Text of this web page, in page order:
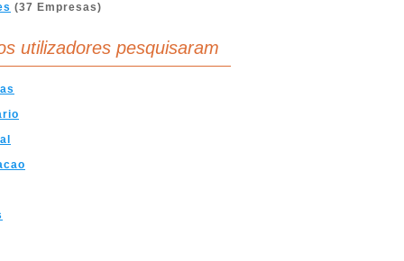
(37 Empresas)
utilizadores pesquisaram